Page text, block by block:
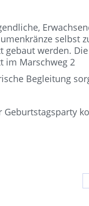
selbst
gebaut werden.
im Marschweg 2
Begleitung
Geburtstagsparty